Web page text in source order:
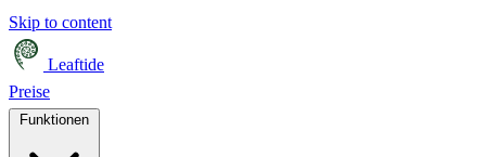
Skip to content
Leaftide
Preise